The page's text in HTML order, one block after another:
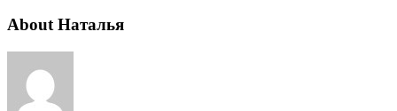
About Наталья